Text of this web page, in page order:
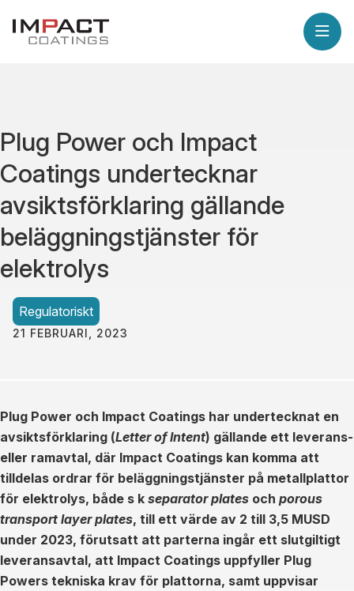
Plug Power och Impact
Coatings undertecknar
avsiktsförklaring gällande
beläggningstjänster för
elektrolys
Regulatoriskt
21 FEBRUARI, 2023
Plug Power och Impact Coatings har undertecknat en
avsiktsförklaring (Letter of Intent) gällande ett leverans-
eller ramavtal, där Impact Coatings kan komma att
tilldelas ordrar för beläggningstjänster på metallplattor
för elektrolys, både s k separator plates och porous
transport layer plates, till ett värde av 2 till 3,5 MUSD
under 2023, förutsatt att parterna ingår ett slutgiltigt
leveransavtal, att Impact Coatings uppfyller Plug
Powers tekniska krav för plattorna, samt uppvisar